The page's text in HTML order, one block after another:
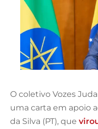
O coletivo Vozes
uma carta em apoio
da Silva (PT), que